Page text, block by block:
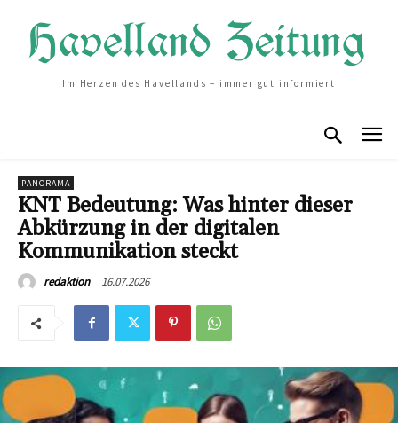
Im Herzen des Havellands – immer gut informiert
PANORAMA
KNT Bedeutung: Was hinter dieser
Abkürzung in der digitalen
Kommunikation steckt
redaktion 16.07.2026